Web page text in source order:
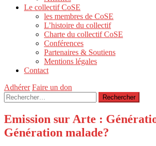
Le collectif CoSE
les membres de CoSE
L’histoire du collectif
Charte du collectif CoSE
Conférences
Partenaires & Soutiens
Mentions légales
Contact
Adhérer Faire un don
Rechercher :
Emission sur Arte :
Génération malade?